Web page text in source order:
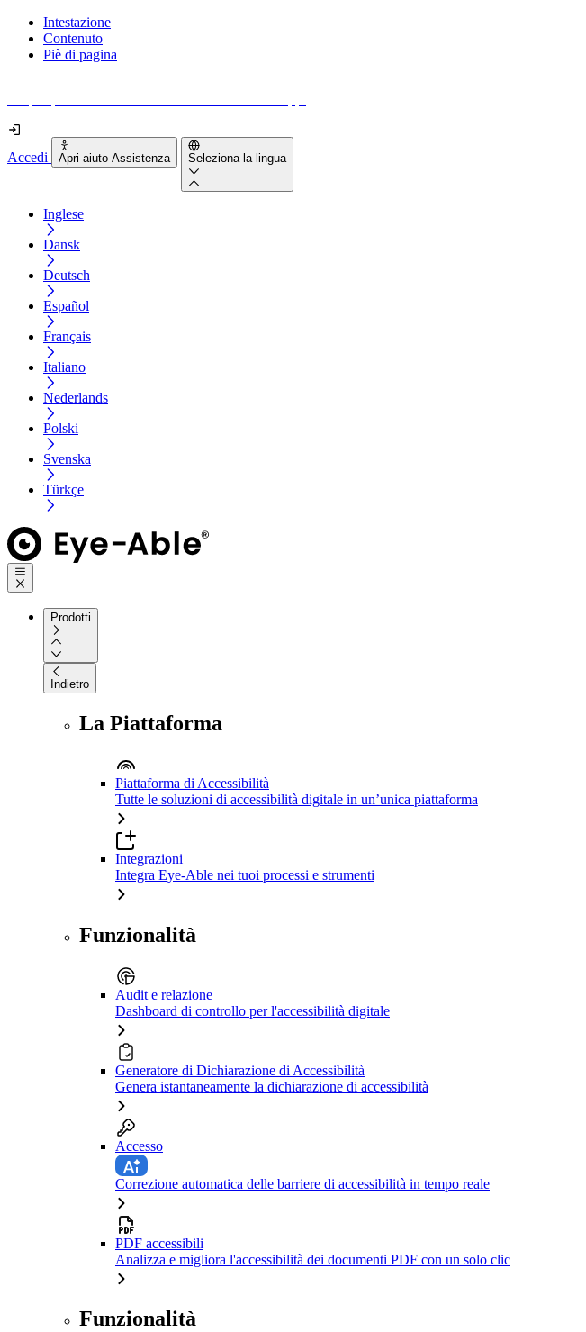
Intestazione
Contenuto
Piè di pagina
Accedi Apri aiuto Assistenza Seleziona la lingua
Inglese
Dansk
Deutsch
Español
Français
Italiano
Nederlands
Polski
Svenska
Türkçe
Prodotti
Indietro
La Piattaforma
Piattaforma di Accessibilità
Tutte le soluzioni di accessibilità digitale in un’unica piattaforma
Integrazioni
Integra Eye-Able nei tuoi processi e strumenti
Funzionalità
Audit e relazione
Dashboard di controllo per l'accessibilità digitale
Generatore di Dichiarazione di Accessibilità
Genera istantaneamente la dichiarazione di accessibilità
Accesso
Correzione automatica delle barriere di accessibilità in tempo reale
PDF accessibili
Analizza e migliora l'accessibilità dei documenti PDF con un solo clic
Funzionalità